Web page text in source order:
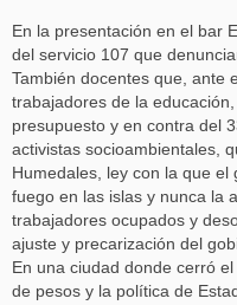
En la presentación en el bar
del servicio 107 que
También docentes que, ante
trabajadores de la
presupuesto y en contra del
activistas socioambientales,
Humedales, ley con la que
fuego en las islas y nunca la
trabajadores ocupados y
ajuste y precarización del
En una ciudad donde cerró
de pesos y la política de